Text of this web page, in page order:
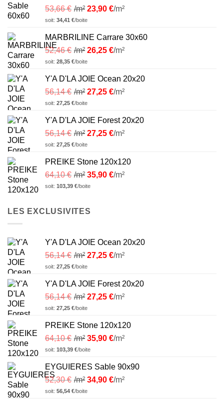
53,66€ /m² 23,90 €/m²
soit: 34,41 €/boite
MARBRILINE Carrare 30x60
52,46€ /m² 26,25 €/m²
soit: 28,35 €/boite
Y'A D'LA JOIE Ocean 20x20
56,14€ /m² 27,25 €/m²
soit: 27,25 €/boite
Y'A D'LA JOIE Forest 20x20
56,14€ /m² 27,25 €/m²
soit: 27,25 €/boite
PREIKE Stone 120x120
64,10€ /m² 35,90 €/m²
soit: 103,39 €/boite
LES EXCLUSIVITES
Y'A D'LA JOIE Ocean 20x20
56,14€ /m² 27,25 €/m²
soit: 27,25 €/boite
Y'A D'LA JOIE Forest 20x20
56,14€ /m² 27,25 €/m²
soit: 27,25 €/boite
PREIKE Stone 120x120
64,10€ /m² 35,90 €/m²
soit: 103,39 €/boite
EYGUIERES Sable 90x90
52,30€ /m² 34,90 €/m²
soit: 56,54 €/boite